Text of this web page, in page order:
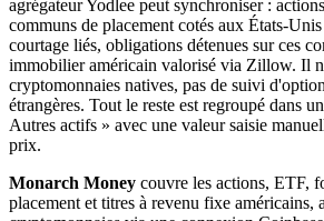
agrégateur Yodlee peut synchroniser :
communs de placement cotés aux États-
courtage liés, obligations détenues sur ces
immobilier américain valorisé via Zillow. Il
cryptomonnaies natives, pas de suivi
étrangères. Tout le reste est regroupé dans
Autres actifs » avec une valeur saisie
prix.
Monarch Money couvre les actions, ETF,
placement et titres à revenu fixe américains,